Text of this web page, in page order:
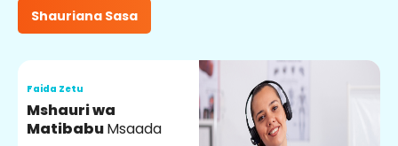
Shauriana Sasa
Faida Zetu
Mshauri wa
MatibabuMsaada